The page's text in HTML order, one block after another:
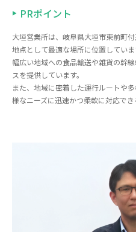
PRポイント
大垣営業所は、岐阜県大垣市東前町
地点として最適な場所に位置していま
幅広い地域への食品輸送や雑貨の幹
スを提供しています。
また、地域に密着した運行ルートや
様なニーズに迅速かつ柔軟に対応でき